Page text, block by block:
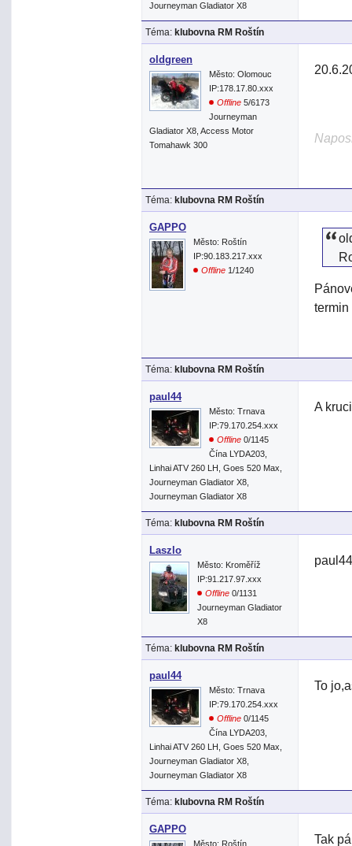
Journeyman Gladiator X8
Téma: klubovna RM Roštín
oldgreen
Město: Olomouc
IP:178.17.80.xxx
Offline 5/6173
Journeyman
Gladiator X8, Access Motor
Tomahawk 300
Téma: klubovna RM Roštín
GAPPO
Město: Roštín
IP:90.183.217.xxx
Offline 1/1240
Téma: klubovna RM Roštín
paul44
Město: Trnava
IP:79.170.254.xxx
Offline 0/1145
Čína LYDA203,
Linhai ATV 260 LH, Goes 520 Max,
Journeyman Gladiator X8,
Journeyman Gladiator X8
A
Téma: klubovna RM Roštín
Laszlo
Město: Kroměříž
IP:91.217.97.xxx
Offline 0/1131
Journeyman Gladiator
X8
Téma: klubovna RM Roštín
paul44
Město: Trnava
IP:79.170.254.xxx
Offline 0/1145
Čína LYDA203,
Linhai ATV 260 LH, Goes 520 Max,
Journeyman Gladiator X8,
Journeyman Gladiator X8
To
Téma: klubovna RM Roštín
GAPPO
Město: Roštín Tak